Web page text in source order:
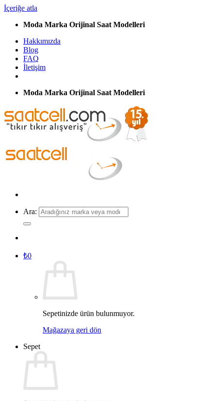
İçeriğe atla
Moda Marka Orijinal Saat Modelleri
Hakkımızda
Blog
FAQ
İletişim
Moda Marka Orijinal Saat Modelleri
Ara:
₺0
Sepetinizde ürün bulunmuyor.
Mağazaya geri dön
Sepet